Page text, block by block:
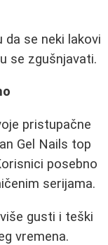
se neki lakovi
se zgušnjavati.
pristupačne
Gel Nails top
posebno
serijama.
gusti i teški
vremena.